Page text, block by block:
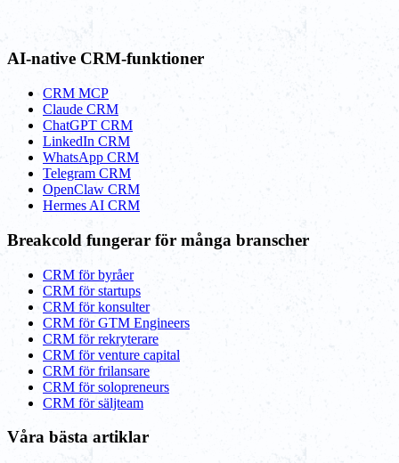
AI-native CRM-funktioner
CRM MCP
Claude CRM
ChatGPT CRM
LinkedIn CRM
WhatsApp CRM
Telegram CRM
OpenClaw CRM
Hermes AI CRM
Breakcold fungerar för många branscher
CRM för byråer
CRM för startups
CRM för konsulter
CRM för GTM Engineers
CRM för rekryterare
CRM för venture capital
CRM för frilansare
CRM för solopreneurs
CRM för säljteam
Våra bästa artiklar